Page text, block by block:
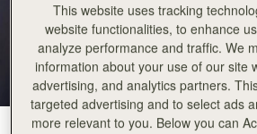
This website uses tracking
website functionalities, to enhance
analyze performance and traffic. We
information about your use of our site
advertising, and analytics partners.
targeted advertising and to select ads
more relevant to you. Below you can